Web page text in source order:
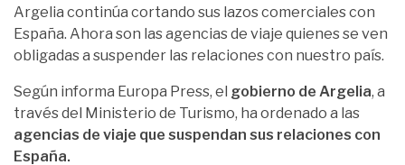
Argelia continúa cortando sus lazos comerciales con
España. Ahora son las agencias de viaje quienes se ven
obligadas a suspender las relaciones con nuestro país.
Según informa Europa Press, el gobierno de Argelia, a
través del Ministerio de Turismo, ha ordenado a las
agencias de viaje que suspendan sus relaciones con
España.